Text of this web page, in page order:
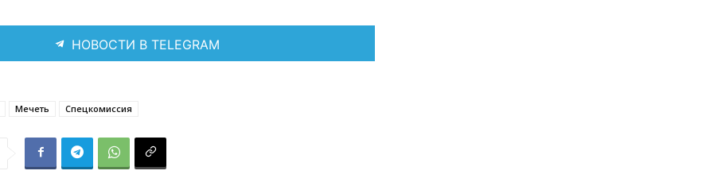
НОВОСТИ В TELEGRAM
Мечеть Спецкомиссия